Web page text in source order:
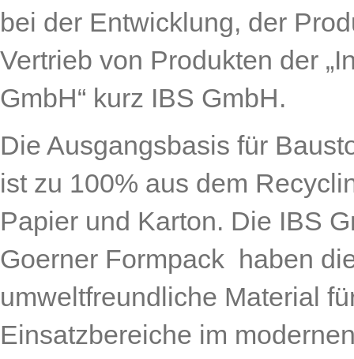
bei der Entwicklung, der
Vertrieb von Produkten der
GmbH“ kurz IBS GmbH.
Die Ausgangsbasis für
ist zu 100% aus dem
Papier und Karton. Die IBS
Goerner Formpack haben
umweltfreundliche Material
Einsatzbereiche im